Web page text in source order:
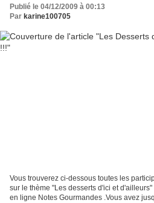
Publié le 04/12/2009 à 00:13
Par karine100705
Vous trouverez ci-dessous toutes les
sur le thème "Les desserts d'ici et
en ligne Notes Gourmandes .Vous avez